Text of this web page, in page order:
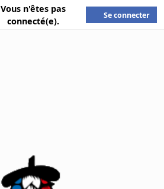
Vous n'êtes pas
connecté(e).
Se connecter